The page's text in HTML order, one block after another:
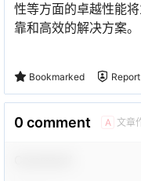
性等方面的卓越性能
靠和高效的解决方案。
Bookmarked Report
0 comment A 文章